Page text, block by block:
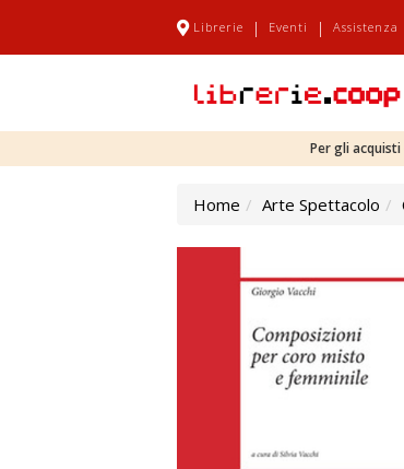
Librerie | Eventi | Assistenza
Per gli
Home Arte Spettacolo